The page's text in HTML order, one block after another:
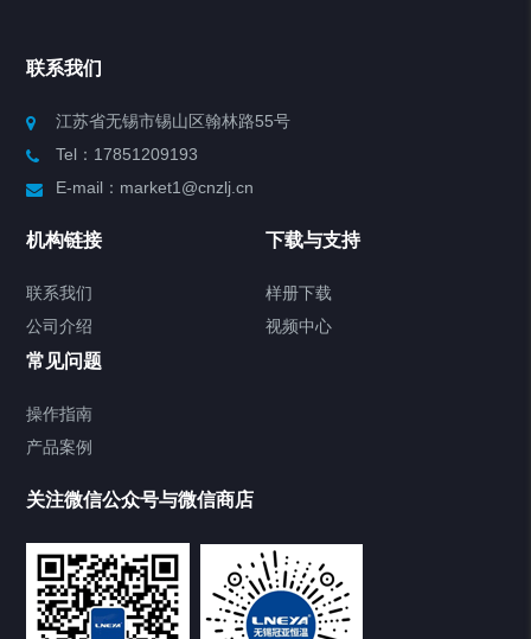
制冷加热动态控温系统
Chiller直冷控温机组
Heating Circulator加热循环器
Freezer低温箱
联系我们
江苏省无锡市锡山区翰林路55号
Tel：17851209193
E-mail：market1@cnzlj.cn
机构链接
联系我们
公司介绍
下载与支持
样册下载
视频中心
常见问题
操作指南
产品案例
关注微信公众号与微信商店